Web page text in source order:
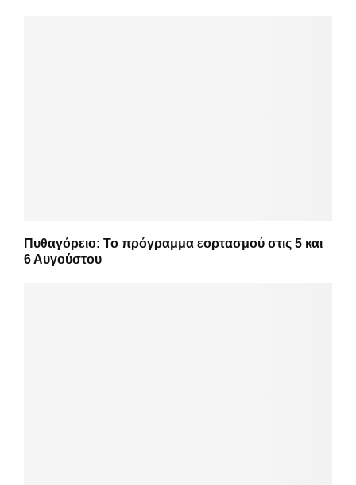
Πυθαγόρειο: Το πρόγραμμα εορτασμού στις 5 και
6 Αυγούστου